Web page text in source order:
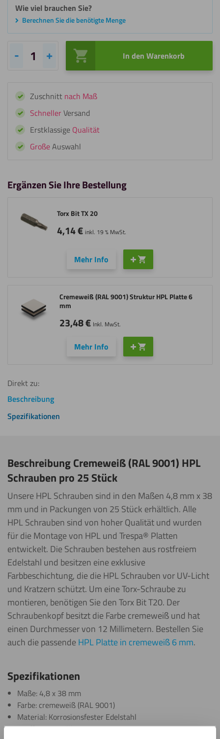
Wie viel brauchen Sie?
Berechnen Sie die benötigte Menge
Cremeweiß
HPL
Schrauben
25
Stück
In den Warenkorb
Zuschnitt nach Maß
SchnellerVersand
Erstklassige Qualität
GroßeAuswahl
Ergänzen Sie Ihre Bestellung
Mehr Info
Torx Bit TX 20
4,14€ inkl. 19 % MwSt.
Mehr Info
Cremeweiß (RAL 9001) Struktur HPL Platte 6
mm
23,48€ Inkl. MwSt.
Direkt zu:
Beschreibung
Spezifikationen
Beschreibung Cremeweiß (RAL 9001) HPL
Schrauben pro 25 Stück
Unsere HPL Schrauben sind in den Maßen 4,8 mm x 38
mm und in Packungen von 25 Stück erhältlich. Alle
HPL Schrauben sind von hoher Qualität und wurden
für die Montage von HPL und Trespa® Platten
entwickelt. Die Schrauben bestehen aus rostfreiem
Edelstahl und besitzen eine exklusive
Farbbeschichtung, die die HPL Schrauben vor UV-Licht
und Kratzern schützt. Um eine Torx-Schraube zu
montieren, benötigen Sie den Torx Bit T20. Der
Schraubenkopf besitzt die Farbe cremeweiß und hat
einen Durchmesser von 12 Millimetern. Bestellen Sie
auch die passende HPL Platte in cremeweiß 6 mm.
Spezifikationen
Maße: 4,8 x 38 mm
Farbe: cremeweiß (RAL 9001)
Material: Korrosionsfester Edelstahl
Kopfform: gewölbt